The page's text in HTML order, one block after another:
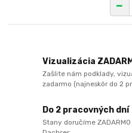
Vizualizácia
Zašlite nám podklady,
zadarmo (najneskôr do 2
Do 2 pracovných dní
Stany doručíme